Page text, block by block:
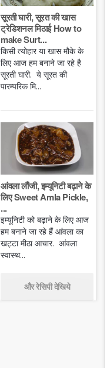
सूरती घारी, सूरत की खास
ट्रेडिशनल मिठाई How to
make Surt...
किसी त्योहार या खास मौके के
लिए आज हम बनाने जा रहे है
सूरती घारी. ये सूरत की
पारम्परिक मि...
आंवला लौंजी, इम्यूनिटी बढ़ाने के
लिए Sweet Amla Pickle,
...
इम्यूनिटी को बढ़ाने के लिए आज
हम बनाने जा रहे हैं आंवला का
खट्टा मीठा आचार. आंवला
स्वास्थ...
और रेसिपी देखिये